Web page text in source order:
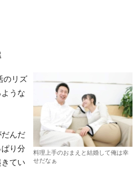
料理上手のおまえと結婚して俺は幸
せだなぁ
のリズ
うな
んだ
り分
てい